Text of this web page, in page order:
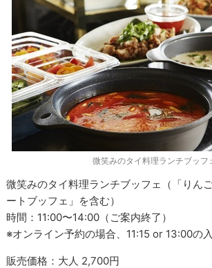
微笑みのタイ料理ランチブッフ
微笑みのタイ料理ランチブッフェ（「りん
ートブッフェ」を含む）
時間：11:00〜14:00（ご案内終了）
※オンライン予約の場合、11:15 or 13:00の
販売価格：⼤⼈ 2,700円